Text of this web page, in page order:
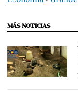
MÁS NOTICIAS